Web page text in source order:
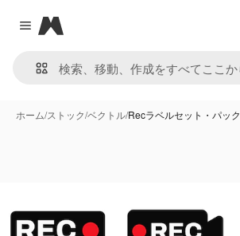
Close menu
Magnific
ホーム/ストック/ベクトル/Recラベルセット・パック